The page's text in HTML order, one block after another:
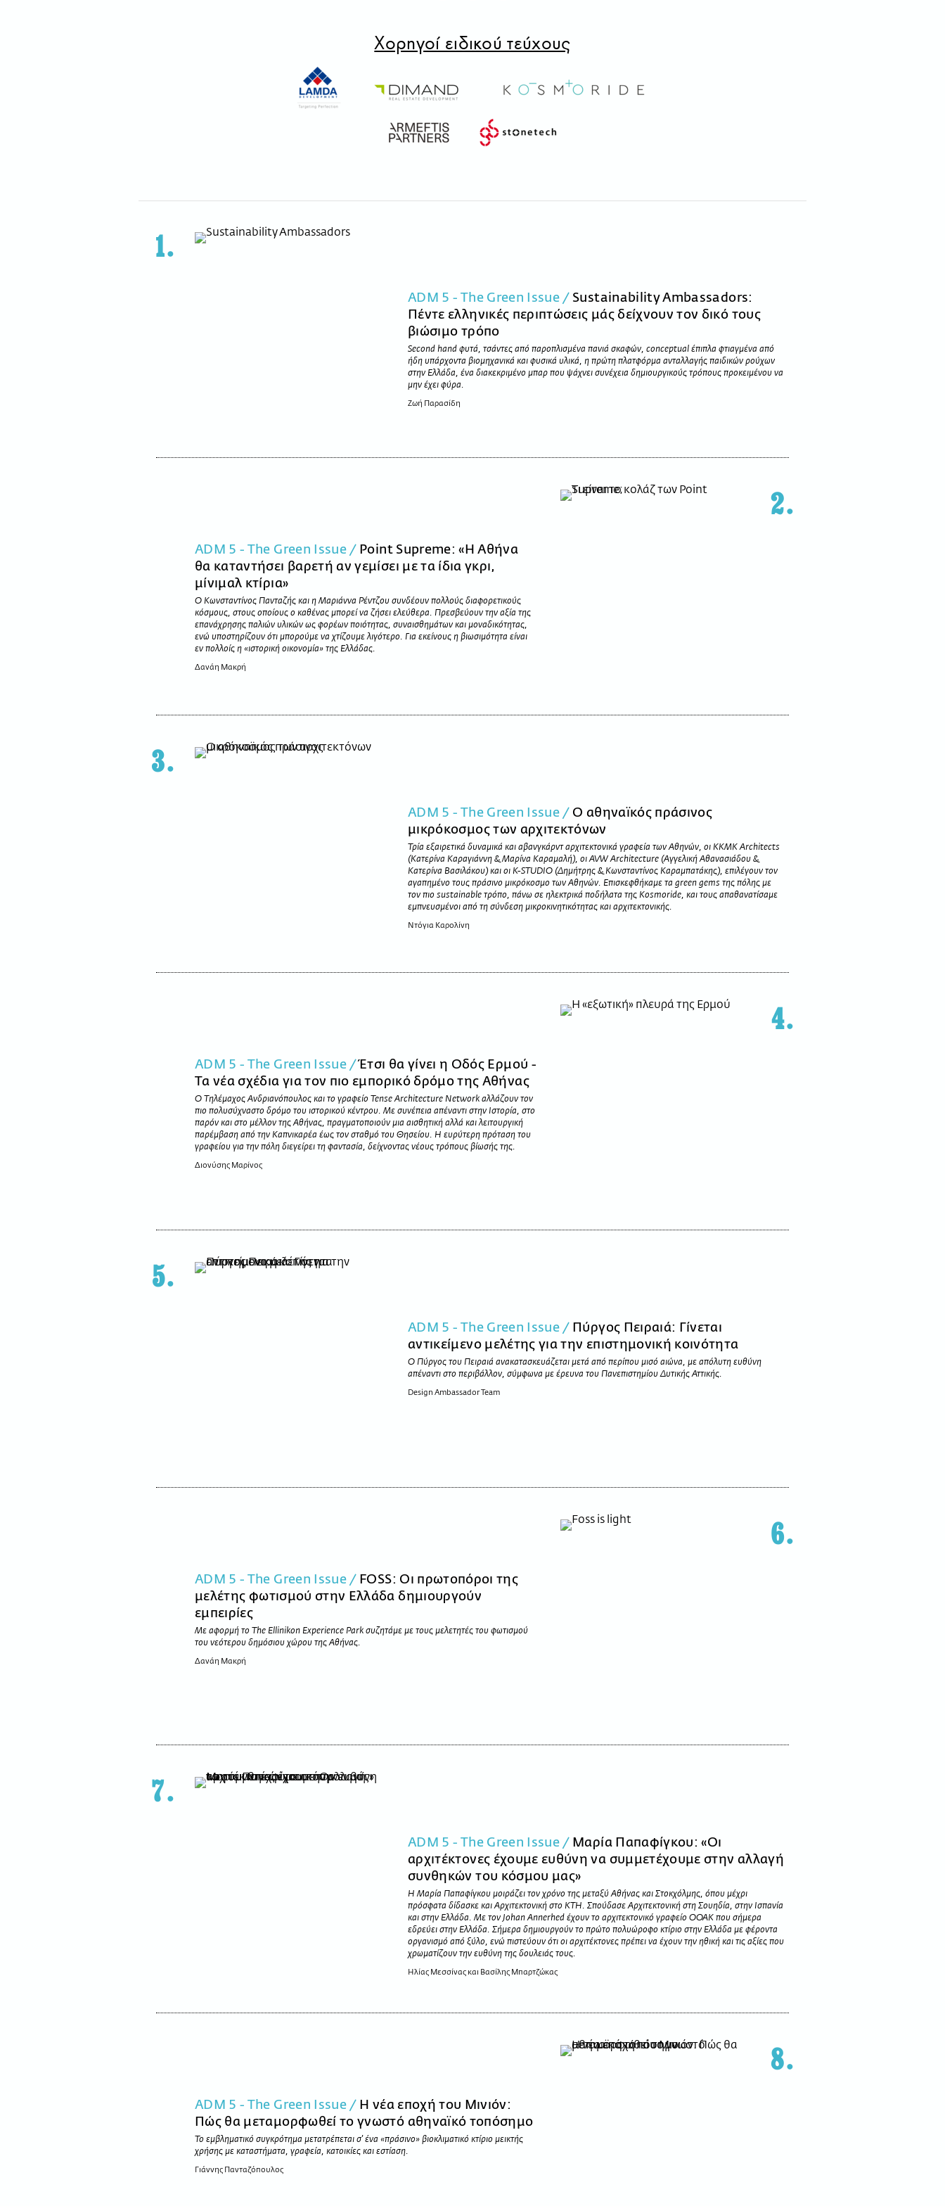
Χορηγοί ειδικού τεύχους
ADM 5 - The Green Issue / Sustainability Ambassadors:
Πέντε ελληνικές περιπτώσεις μάς δείχνουν τον δικό τους
βιώσιμο τρόπο
Second hand φυτά, τσάντες από παροπλισμένα πανιά σκαφών, conceptual έπιπλα φτιαγμένα από
ήδη υπάρχοντα βιομηχανικά και φυσικά υλικά, η πρώτη πλατφόρμα ανταλλαγής παιδικών ρούχων
στην Ελλάδα, ένα διακεκριμένο μπαρ που ψάχνει συνέχεια δημιουργικούς τρόπους προκειμένου να
μην έχει φύρα.
Ζωή Παρασίδη
ADM 5 - The Green Issue / Point Supreme: «Η Αθήνα
θα καταντήσει βαρετή αν γεμίσει με τα ίδια γκρι,
μίνιμαλ κτίρια»
Ο Κωνσταντίνος Πανταζής και η Μαριάννα Ρέντζου συνδέουν πολλούς διαφορετικούς
κόσμους, στους οποίους ο καθένας μπορεί να ζήσει ελεύθερα. Πρεσβεύουν την αξία της
επανάχρησης παλιών υλικών ως φορέων ποιότητας, συναισθημάτων και μοναδικότητας,
ενώ υποστηρίζουν ότι μπορούμε να χτίζουμε λιγότερο. Για εκείνους η βιωσιμότητα είναι
εν πολλοίς η «ιστορική οικονομία» της Ελλάδας.
Δανάη Μακρή
ADM 5 - The Green Issue / O αθηναϊκός πράσινος
μικρόκοσμος των αρχιτεκτόνων
Τρία εξαιρετικά δυναμικά και αβανγκάρντ αρχιτεκτονικά γραφεία των Αθηνών, οι ΚΚΜΚ Architects
(Κατερίνα Καραγιάννη & Μαρίνα Καραμαλή), οι AVW Architecture (Αγγελική Αθανασιάδου &
Κατερίνα Βασιλάκου) και οι K-STUDIO (Δημήτρης & Κωνσταντίνος Καραμπατάκης), επιλέγουν τον
αγαπημένο τους πράσινο μικρόκοσμο των Αθηνών. Επισκεφθήκαμε τα green gems της πόλης με
τον πιο sustainable τρόπο, πάνω σε ηλεκτρικά ποδήλατα της Kosmoride, και τους απαθανατίσαμε
εμπνευσμένοι από τη σύνδεση μικροκινητικότητας και αρχιτεκτονικής.
Ντόγια Καρολίνη
ADM 5 - The Green Issue /Έτσι θα γίνει η Οδός Ερμού -
Τα νέα σχέδια για τον πιο εμπορικό δρόμο της Αθήνας
Ο Τηλέμαχος Ανδριανόπουλος και το γραφείο Tense Architecture Network αλλάζουν τον
πιο πολυσύχναστο δρόμο του ιστορικού κέντρου. Με συνέπεια απέναντι στην Ιστορία, στο
παρόν και στο μέλλον της Αθήνας, πραγματοποιούν μια αισθητική αλλά και λειτουργική
παρέμβαση από την Καπνικαρέα έως τον σταθμό του Θησείου. Η ευρύτερη πρόταση του
γραφείου για την πόλη διεγείρει τη φαντασία, δείχνοντας νέους τρόπους βίωσής της.
Διονύσης Μαρίνος
ADM 5 - The Green Issue / Πύργος Πειραιά: Γίνεται
αντικείμενο μελέτης για την επιστημονική κοινότητα
Ο Πύργος του Πειραιά ανακατασκευάζεται μετά από περίπου μισό αιώνα, με απόλυτη ευθύνη
απέναντι στο περιβάλλον, σύμφωνα με έρευνα του Πανεπιστημίου Δυτικής Αττικής.
Design Ambassador Team
ADM 5 - The Green Issue / FOSS: Οι πρωτοπόροι της
μελέτης φωτισμού στην Ελλάδα δημιουργούν
εμπειρίες
Με αφορμή το The Ellinikon Experience Park συζητάμε με τους μελετητές του φωτισμού
του νεότερου δημόσιου χώρου της Αθήνας.
Δανάη Μακρή
ADM 5 - The Green Issue / Μαρία Παπαφίγκου: «Οι
αρχιτέκτονες έχουμε ευθύνη να συμμετέχουμε στην αλλαγή
συνθηκών του κόσμου μας»
Η Μαρία Παπαφίγκου μοιράζει τον χρόνο της μεταξύ Αθήνας και Στοκχόλμης, όπου μέχρι
πρόσφατα δίδασκε και Αρχιτεκτονική στο KTH. Σπούδασε Αρχιτεκτονική στη Σουηδία, στην Ισπανία
και στην Ελλάδα. Με τον Johan Annerhed έχουν το αρχιτεκτονικό γραφείο ΟΟΑΚ που σήμερα
εδρεύει στην Ελλάδα. Σήμερα δημιουργούν το πρώτο πολυώροφο κτίριο στην Ελλάδα με φέροντα
οργανισμό από ξύλο, ενώ πιστεύουν ότι οι αρχιτέκτονες πρέπει να έχουν την ηθική και τις αξίες που
χρωματίζουν την ευθύνη της δουλειάς τους.
Ηλίας Μεσσίνας και Βασίλης Μπαρτζώκας
ADM 5 - The Green Issue / Η νέα εποχή του Μινιόν:
Πώς θα μεταμορφωθεί το γνωστό αθηναϊκό τοπόσημο
Το εμβληματικό συγκρότημα μετατρέπεται σ’ ένα «πράσινο» βιοκλιματικό κτίριο μεικτής
χρήσης με καταστήματα, γραφεία, κατοικίες και εστίαση.
Γιάννης Πανταζόπουλος